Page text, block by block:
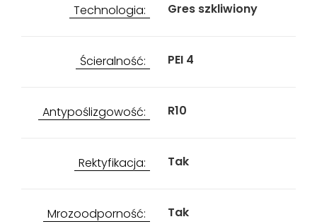
Technologia: Gres szkliwiony
Ścieralność: PEI 4
Antypoślizgowość: R10
Rektyfikacja: Tak
Mrozoodporność: Tak